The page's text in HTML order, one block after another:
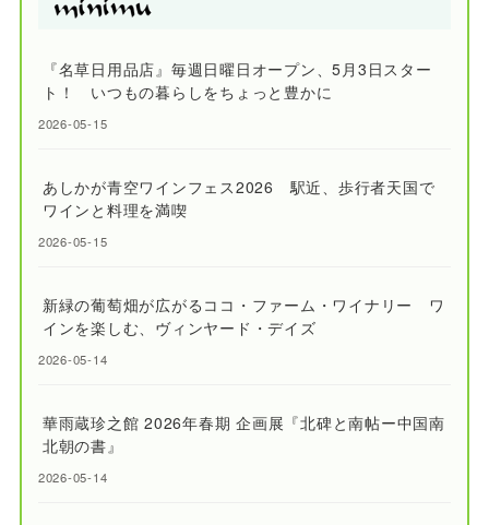
『名草日用品店』毎週日曜日オープン、5月3日スター
ト！ いつもの暮らしをちょっと豊かに
2026-05-15
あしかが青空ワインフェス2026 駅近、歩行者天国で
ワインと料理を満喫
2026-05-15
新緑の葡萄畑が広がるココ・ファーム・ワイナリー ワ
インを楽しむ、ヴィンヤード・デイズ
2026-05-14
華雨蔵珍之館 2026年春期 企画展『北碑と南帖ー中国南
北朝の書』
2026-05-14